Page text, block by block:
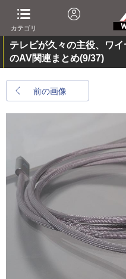
カテゴリ
テレビが久々の主役、ワ
のAV関連まとめ(9/37)
前の画像